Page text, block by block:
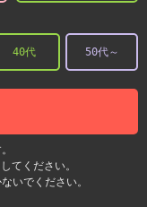
40代 50代～
てください。
いでください。